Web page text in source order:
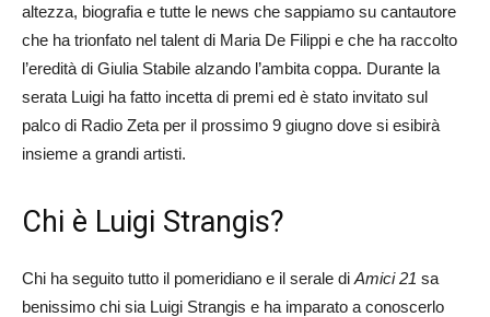
altezza, biografia e tutte le news che sappiamo su cantautore
che ha trionfato nel talent di Maria De Filippi e che ha raccolto
l’eredità di Giulia Stabile alzando l’ambita coppa. Durante la
serata Luigi ha fatto incetta di premi ed è stato invitato sul
palco di Radio Zeta per il prossimo 9 giugno dove si esibirà
insieme a grandi artisti.
Chi è Luigi Strangis?
Chi ha seguito tutto il pomeridiano e il serale di Amici 21 sa
benissimo chi sia Luigi Strangis e ha imparato a conoscerlo